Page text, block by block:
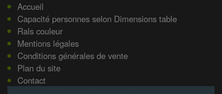
Accueil
Capacité personnes selon Dimensions table
Rals couleur
Mentions légales
Conditions générales de vente
Plan du site
Contact